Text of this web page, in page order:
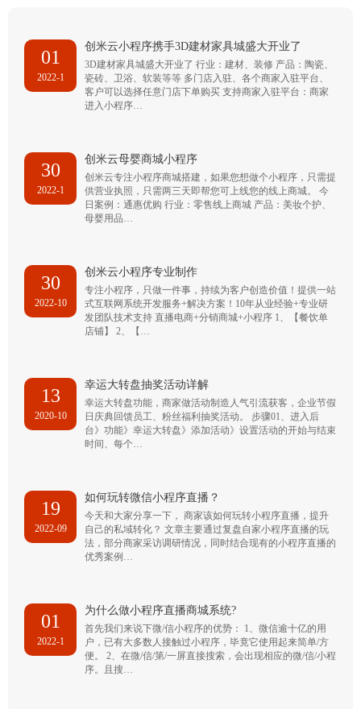
01
2022-1
创米云小程序携手3D建材家具城盛大开业了
3D建材家具城盛大开业了 行业：建材、装修 产品：陶瓷、
瓷砖、卫浴、软装等等 多门店入驻、各个商家入驻平台、
客户可以选择任意门店下单购买 支持商家入驻平台：商家
进入小程序…
30
2022-1
创米云母婴商城小程序
创米云专注小程序商城搭建，如果您想做个小程序，只需提
供营业执照，只需两三天即帮您可上线您的线上商城。 今
日案例：通惠优购 行业：零售线上商城 产品：美妆个护、
母婴用品…
30
2022-10
创米云小程序专业制作
专注小程序，只做一件事，持续为客户创造价值！提供一站
式互联网系统开发服务+解决方案！10年从业经验+专业研
发团队技术支持 直播电商+分销商城+小程序 1、【餐饮单
店铺】 2、【…
13
2020-10
幸运大转盘抽奖活动详解
幸运大转盘功能，商家做活动制造人气引流获客，企业节假
日庆典回馈员工、粉丝福利抽奖活动。 步骤01、进入后
台》功能》幸运大转盘》添加活动》设置活动的开始与结束
时间、每个…
19
2022-09
如何玩转微信小程序直播？
今天和大家分享一下， 商家该如何玩转小程序直播，提升
自己的私域转化？ 文章主要通过复盘自家小程序直播的玩
法，部分商家采访调研情况，同时结合现有的小程序直播的
优秀案例…
01
2022-1
为什么做小程序直播商城系统?
首先我们来说下微/信小程序的优势： 1、微信逾十亿的用
户，已有大多数人接触过小程序，毕竟它使用起来简单/方
便。 2、在微/信/第/一屏直接搜索，会出现相应的微/信/小程
序。且搜…